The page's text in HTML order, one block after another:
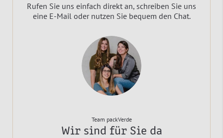
Rufen Sie uns einfach direkt an, schreiben Sie uns
eine E-Mail oder nutzen Sie bequem den Chat.
Team packVerde
Wir sind für Sie da